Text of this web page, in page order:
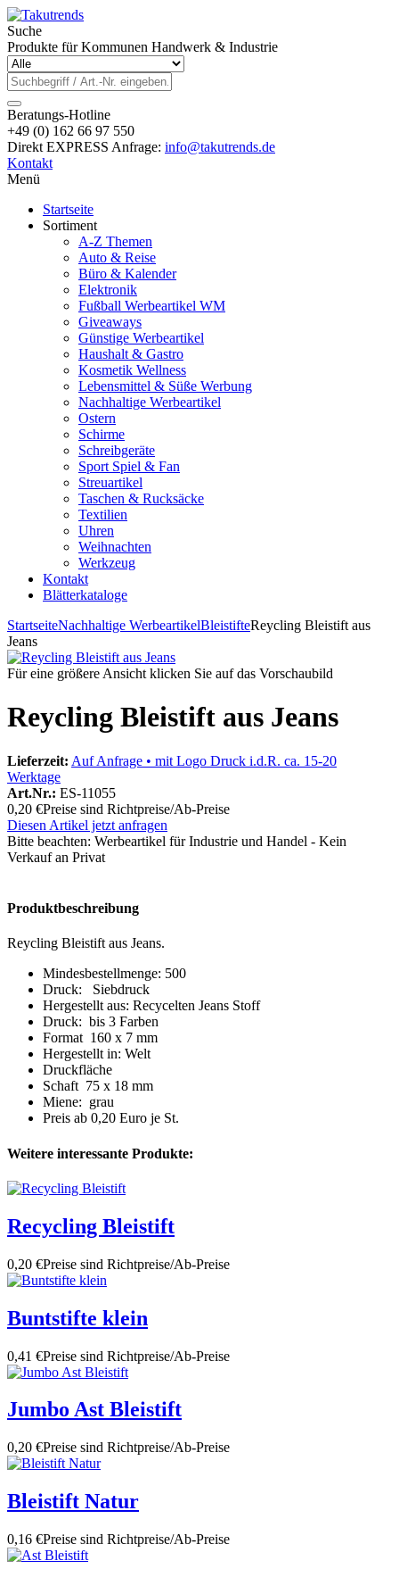
Suche
Produkte für Kommunen Handwerk & Industrie
Beratungs-Hotline
+49 (0) 162 66 97 550
Direkt EXPRESS Anfrage: info@takutrends.de
Kontakt
Menü
Startseite
Sortiment
A-Z Themen
Auto & Reise
Büro & Kalender
Elektronik
Fußball Werbeartikel WM
Giveaways
Günstige Werbeartikel
Haushalt & Gastro
Kosmetik Wellness
Lebensmittel & Süße Werbung
Nachhaltige Werbeartikel
Ostern
Schirme
Schreibgeräte
Sport Spiel & Fan
Streuartikel
Taschen & Rucksäcke
Textilien
Uhren
Weihnachten
Werkzeug
Kontakt
Blätterkataloge
StartseiteNachhaltige WerbeartikelBleistifteReycling Bleistift aus
Jeans
Für eine größere Ansicht klicken Sie auf das Vorschaubild
Reycling Bleistift aus Jeans
Lieferzeit: Auf Anfrage • mit Logo Druck i.d.R. ca. 15-20
Werktage
Art.Nr.: ES-11055
0,20 €Preise sind Richtpreise/Ab-Preise
Diesen Artikel jetzt anfragen
Bitte beachten: Werbeartikel für Industrie und Handel - Kein
Verkauf an Privat
Produktbeschreibung
Reycling Bleistift aus Jeans.
Mindesbestellmenge: 500
Druck: Siebdruck
Hergestellt aus: Recycelten Jeans Stoff
Druck: bis 3 Farben
Format 160 x 7 mm
Hergestellt in: Welt
Druckfläche
Schaft 75 x 18 mm
Miene: grau
Preis ab 0,20 Euro je St.
Weitere interessante Produkte:
Recycling Bleistift
0,20 €Preise sind Richtpreise/Ab-Preise
Buntstifte klein
0,41 €Preise sind Richtpreise/Ab-Preise
Jumbo Ast Bleistift
0,20 €Preise sind Richtpreise/Ab-Preise
Bleistift Natur
0,16 €Preise sind Richtpreise/Ab-Preise